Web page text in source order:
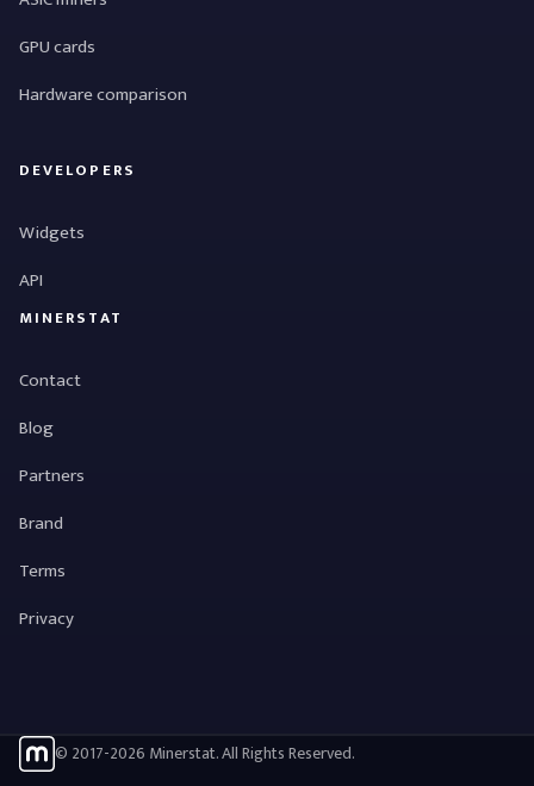
GPU cards
Hardware comparison
DEVELOPERS
Widgets
API
MINERSTAT
Contact
Blog
Partners
Brand
Terms
Privacy
© 2017-2026 Minerstat. All Rights Reserved.